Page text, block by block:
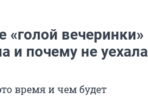
«голой вечеринки»
и почему не уехала
время и чем будет